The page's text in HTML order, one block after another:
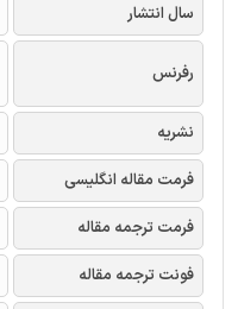
سال انتشار
رفرنس
نشریه
فرمت مقاله انگلیسی
فرمت ترجمه مقاله
فونت ترجمه مقاله